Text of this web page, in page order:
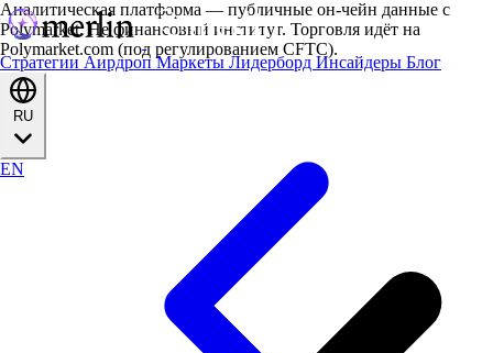
Стратегии АирдропМаркеты Лидерборд Инсайдеры Блог
EN
Аналитическая платформа — публичные он-чейн данные с
Polymarket. Не финансовый институт. Торговля идёт на
Polymarket.com (под регулированием CFTC).